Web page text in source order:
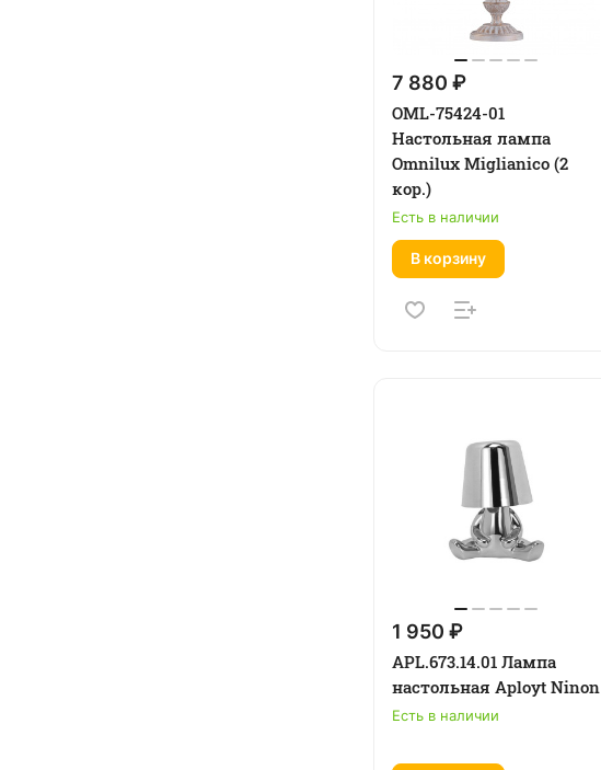
7 880 ₽
OML-75424-01
Настольная лампа
Omnilux Miglianico (2
кор.)
Есть в наличии
В корзину
1 950 ₽
APL.673.14.01 Лампа
настольная Aployt Ninon
Есть в наличии